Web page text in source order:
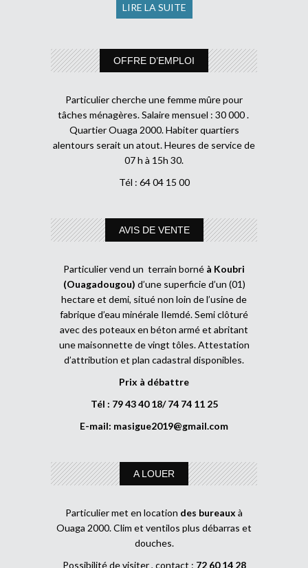
LIRE LA SUITE
OFFRE D’EMPLOI
Particulier cherche une femme mûre pour
tâches ménagères. Salaire mensuel : 30 000 .
Quartier Ouaga 2000. Habiter quartiers
alentours serait un atout. Heures de service de
07 h à 15h 30.
Tél : 64 04 15 00
AVIS DE VENTE
Particulier vend un terrain borné à Koubri
(Ouagadougou) d’une superficie d’un (01)
hectare et demi, situé non loin de l’usine de
fabrique d’eau minérale Ilemdé. Semi clôturé
avec des poteaux en béton armé et abritant
une maisonnette de vingt tôles. Attestation
d’attribution et plan cadastral disponibles.
Prix à débattre
Tél : 79 43 40 18/ 74 74 11 25
E-mail: masigue2019@gmail.com
A LOUER
Particulier met en location des bureaux à
Ouaga 2000. Clim et ventilos plus débarras et
douches.
Possibilité de visiter , contact : 72 60 14 28